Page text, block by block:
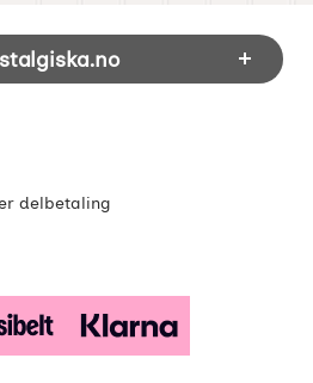
informasjon og
delbetaling